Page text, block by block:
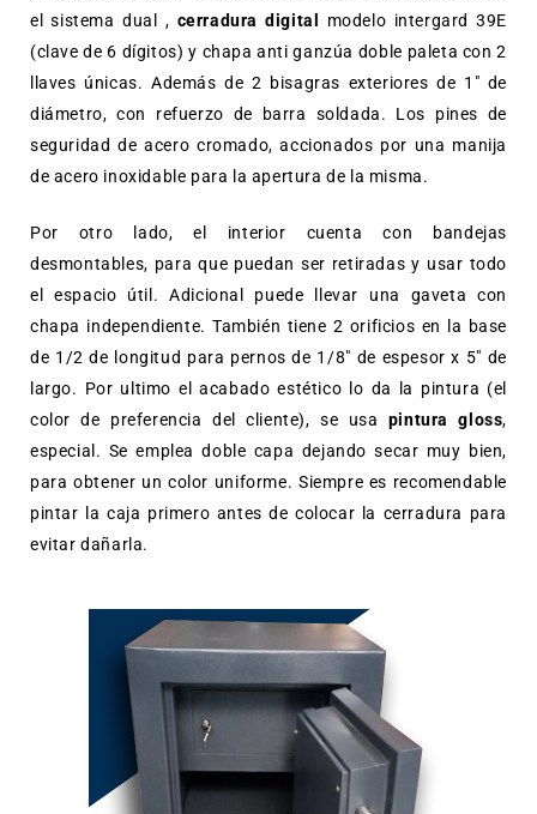
el sistema dual , cerradura digital
modelo intergard 39E
(clave de 6 dígitos) y chapa anti ganzúa doble paleta con 2
llaves únicas. Además de 2 bisagras exteriores de 1″ de
diámetro, con refuerzo de barra soldada. Los pines de
seguridad de acero cromado, accionados por una manija
de acero inoxidable para la apertura de la misma.
Por otro lado, el interior cuenta con bandejas
desmontables, para que puedan ser retiradas y usar todo
el espacio útil. Adicional puede llevar una gaveta con
chapa independiente. También tiene 2 orificios en la base
de 1/2 de longitud para pernos de 1/8″ de espesor x 5″ de
largo. Por ultimo el acabado estético lo da la pintura (el
color de preferencia del cliente), se usa pintura gloss,
especial. Se emplea doble capa dejando secar muy bien,
para obtener un color uniforme. Siempre es recomendable
pintar la caja primero antes de colocar la cerradura para
evitar dañarla.